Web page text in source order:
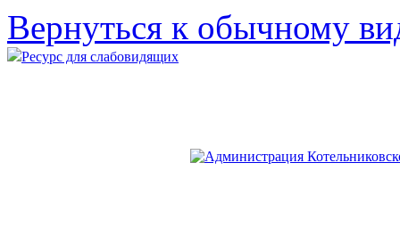
Вернуться к обычному
Ресурс для слабовидящих